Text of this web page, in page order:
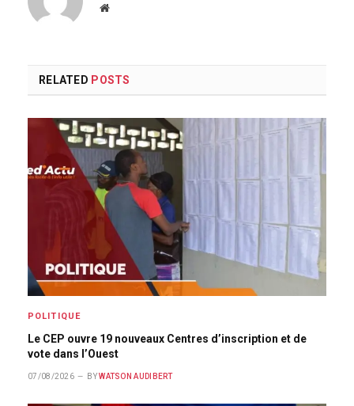
Website
RELATED POSTS
POLITIQUE
Le CEP ouvre 19 nouveaux Centres d’inscription et de
vote dans l’Ouest
07/08/2026 BY WATSON AUDIBERT